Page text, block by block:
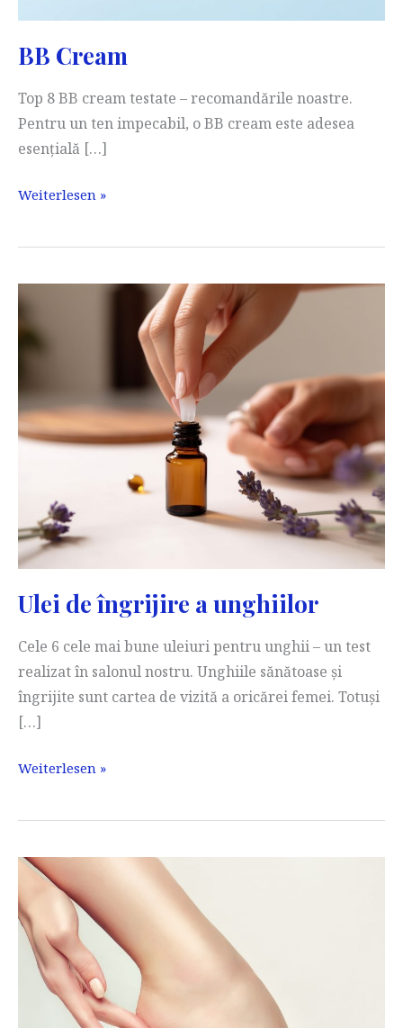
BB Cream
Top 8 BB cream testate – recomandările noastre.
Pentru un ten impecabil, o BB cream este adesea
esențială […]
BB
Weiterlesen »
Ulei de îngrijire a unghiilor
Cele 6 cele mai bune uleiuri pentru unghii – un test
realizat în salonul nostru. Unghiile sănătoase și
îngrijite sunt cartea de vizită a oricărei femei. Totuși
[…]
Ulei
îngrijire
unghiilor
Weiterlesen »